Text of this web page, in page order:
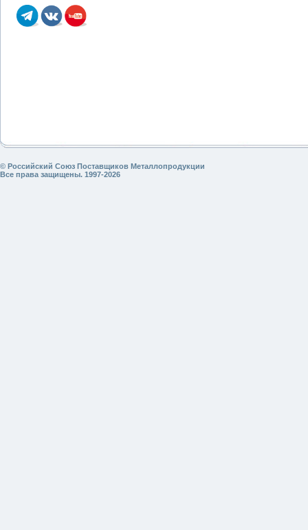
© Российский Союз Поставщиков Металлопродукции
Все права защищены. 1997-2026